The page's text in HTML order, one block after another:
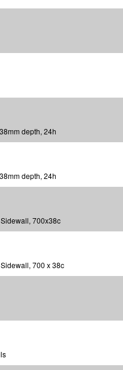
depth, 24h
depth, 24h
700x38c
700 x 38c